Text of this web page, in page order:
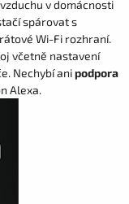
v domácnosti
spárovat s
Wi-Fi rozhraní.
včetně nastavení
Nechybí anipodpora
Alexa.